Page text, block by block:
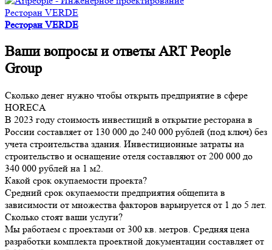
Ресторан VERDE
Ресторан VERDE
Ваши вопросы и ответы ART People
Group
Сколько денег нужно чтобы открыть предприятие в сфере
HORECA
В 2023 году стоимость инвестиций в открытие ресторана в
России составляет от 130 000 до 240 000 рублей (под ключ) без
учета строительства здания. Инвестиционные затраты на
строительство и оснащение отеля составляют от 200 000 до
340 000 рублей на 1 м2.
Какой срок окупаемости проекта?
Средний срок окупаемости предприятия общепита в
зависимости от множества факторов варьируется от 1 до 5 лет.
Сколько стоят ваши услуги?
Мы работаем с проектами от 300 кв. метров. Средняя цена
разработки комплекта проектной документации составляет от